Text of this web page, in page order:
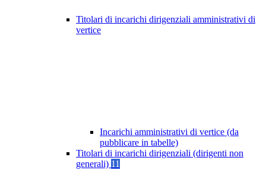
Titolari di incarichi dirigenziali amministrativi di
vertice
Incarichi amministrativi di vertice (da
pubblicare in tabelle)
Titolari di incarichi dirigenziali (dirigenti non
generali) 11